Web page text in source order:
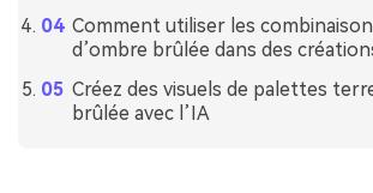
Comment utiliser les
d’ombre brûlée dans des
Créez des visuels de palettes
brûlée avec l’IA